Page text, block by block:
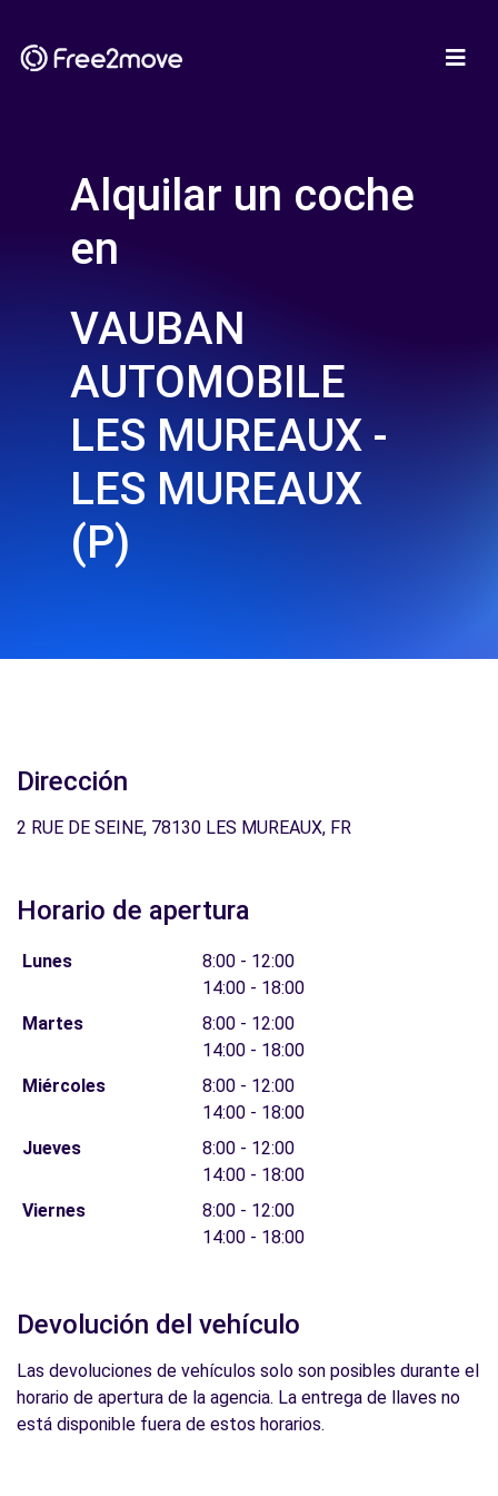
Alquilar un coche
en
VAUBAN
AUTOMOBILE
LES MUREAUX -
LES MUREAUX
(P)
Dirección
2 RUE DE SEINE, 78130 LES MUREAUX, FR
Horario de apertura
Lunes
8:00 - 12:00
14:00 - 18:00
Martes
8:00 - 12:00
14:00 - 18:00
Miércoles
8:00 - 12:00
14:00 - 18:00
Jueves
8:00 - 12:00
14:00 - 18:00
Viernes
8:00 - 12:00
14:00 - 18:00
Devolución del vehículo
Las devoluciones de vehículos solo son posibles durante el
horario de apertura de la agencia. La entrega de llaves no
está disponible fuera de estos horarios.